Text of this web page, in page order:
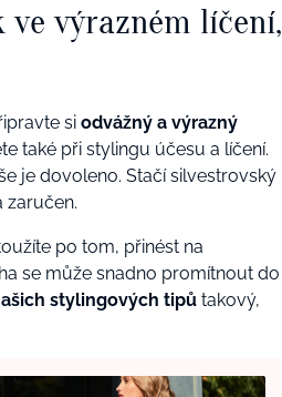
ve výrazném líčení,
si odvážný a výrazný
také při stylingu účesu a líčení.
je dovoleno. Stačí silvestrovský
zaručen.
po tom, přinést na
se může snadno promítnout do
stylingových tipů takový,